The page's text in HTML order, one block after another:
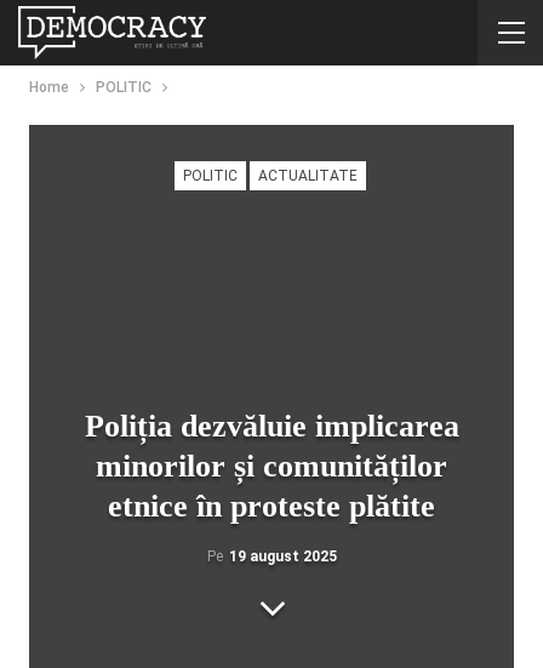
Home POLITIC
POLITIC ACTUALITATE
Poliția dezvăluie implicarea
minorilor și comunităților
etnice în proteste plătite
Pe 19 august 2025